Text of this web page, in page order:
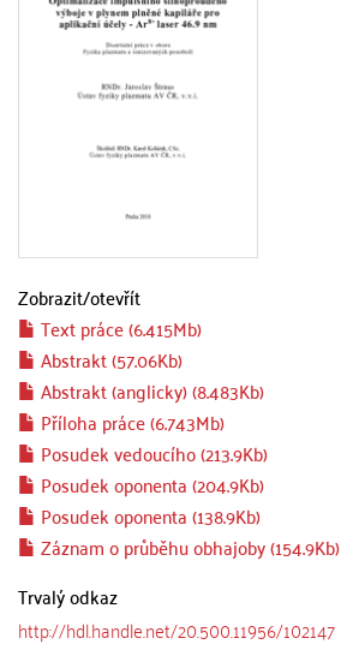
Zobrazit/otevřít
Text práce (6.415Mb)
Abstrakt (57.06Kb)
Abstrakt (anglicky) (8.483Kb)
Příloha práce (6.743Mb)
Posudek vedoucího (213.9Kb)
Posudek oponenta (204.9Kb)
Posudek oponenta (138.9Kb)
Záznam o průběhu obhajoby (154.9Kb)
Trvalý odkaz
http://hdl.handle.net/20.500.11956/102147